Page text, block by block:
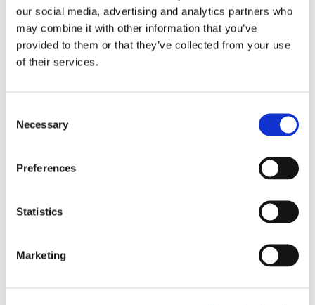
our social media, advertising and analytics partners who
may combine it with other information that you’ve
provided to them or that they’ve collected from your use
of their services.
Selection
Necessary
Preferences
Statistics
Marketing
CARACTÉRISTIQUES DE LA CHAMBRE
TV
Tranche d’âge souhaitée